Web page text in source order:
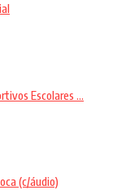
Escolares ...
(c/áudio)